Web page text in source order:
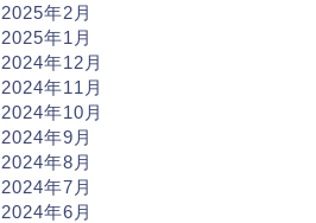
2025年2月
2025年1月
2024年12月
2024年11月
2024年10月
2024年9月
2024年8月
2024年7月
2024年6月